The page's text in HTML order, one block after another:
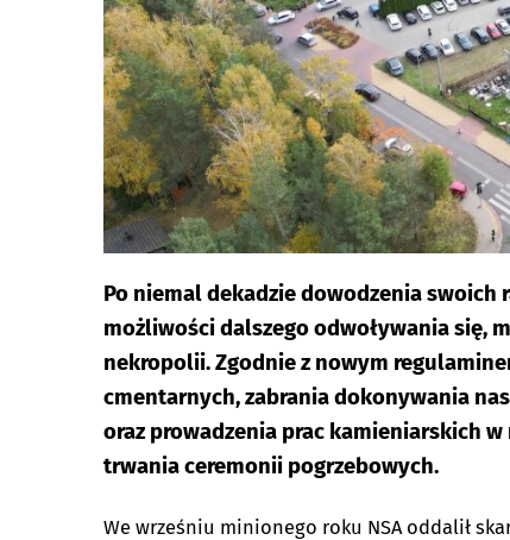
Po niemal dekadzie dowodzenia
możliwości dalszego odwoływania się,
nekropolii. Zgodnie z nowym
cmentarnych, zabrania dokonywania
oraz prowadzenia prac kamieniarskich
trwania ceremonii pogrzebowych.
We wrześniu minionego roku NSA oddalił